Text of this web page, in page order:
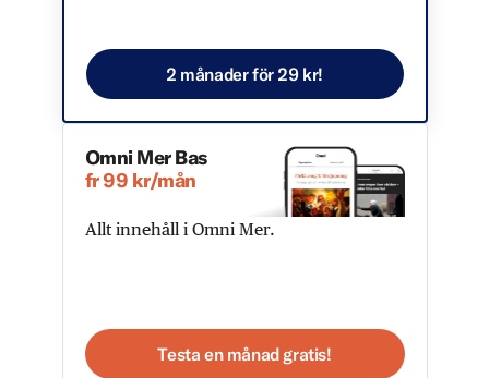
2 månader för 29 kr!
Omni Mer Bas
fr 99 kr/mån
Allt innehåll i Omni Mer.
Testa en månad gratis!